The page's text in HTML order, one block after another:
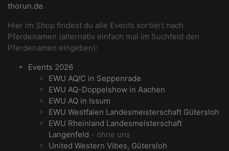
thorun.de.
Hier im Shop findest du alle Events sortiert nach
Pferdenamen (alternativ einfach mal im Suchfeld den
Pferdenamen eingeben):
Events 2026
EWU AQ/C in Seppenrade
EWU AQ-Doppelshow in Aachen
EWU AQ in Issum
EWU Westfalen Landesmeisterschaft Gütersloh
EWU Rheinland Landesmeisterschaft
Langenfeld - ohne uns
United Western Vibes, Gütersloh